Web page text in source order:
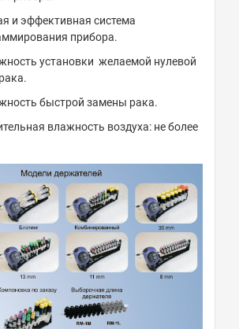
и эффективная система
прибора.
установки желаемой нулевой
быстрой замены рака.
влажность воздуха: не более